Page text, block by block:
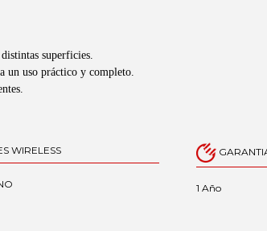
superficies.
un uso práctico y completo.
WIRELESS
1 Año